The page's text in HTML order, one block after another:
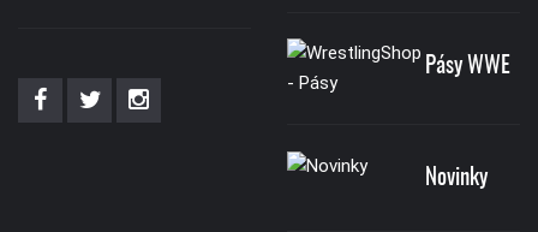
Pásy WWE
Novinky